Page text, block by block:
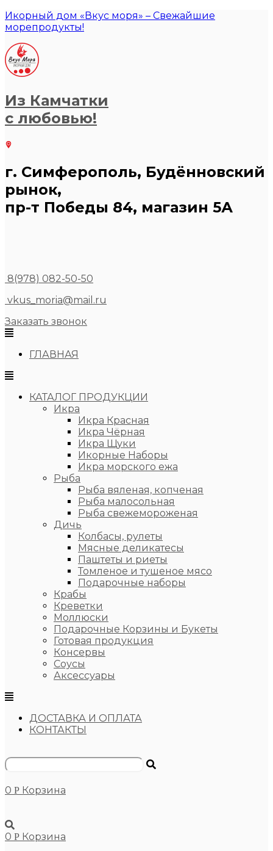
Икорный дом «Вкус моря» – Свежайшие
морепродукты!
Из Камчатки
с любовью!
г. Симферополь, Будённовский
рынок,
пр-т Победы 84, магазин 5А
8(978) 082-50-50
vkus_moria@mail.ru
Заказать звонок
ГЛАВНАЯ
КАТАЛОГ ПРОДУКЦИИ
Икра
Икра Красная
Икра Чёрная
Икра Щуки
Икорные Наборы
Икра морского ежа
Рыба
Рыба вяленая, копченая
Рыба малосольная
Рыба свежемороженая
Дичь
Колбасы, рулеты
Мясные деликатесы
Паштеты и риеты
Томленое и тушеное мясо
Подарочные наборы
Крабы
Креветки
Моллюски
Подарочные Корзины и Букеты
Готовая продукция
Консервы
Соусы
Аксессуары
ДОСТАВКА И ОПЛАТА
КОНТАКТЫ
0 Р Корзина
0 Р Корзина